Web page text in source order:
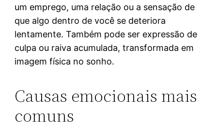
um emprego, uma relação ou a sensação de
que algo dentro de você se deteriora
lentamente. Também pode ser expressão de
culpa ou raiva acumulada, transformada em
imagem física no sonho.
Causas emocionais mais
comuns